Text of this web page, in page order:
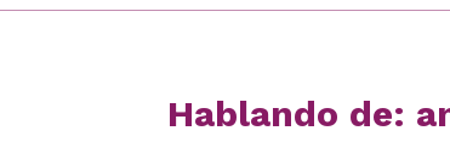
Hablando de: